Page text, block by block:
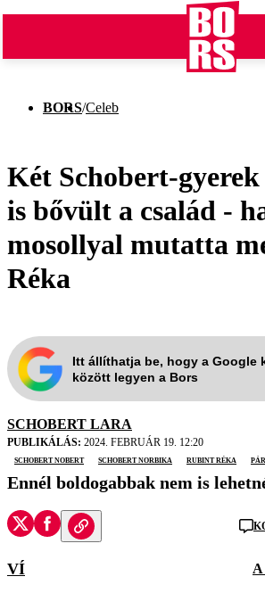
BORS/Celeb
Két Schobert-
is bővült a család -
mosollyal mutatta
Réka
Itt állíthatja be, hogy a Google
között legyen a Bors
SCHOBERT LARA
PUBLIKÁLÁS: 2024. FEBRUÁR 19. 12:20
Schobert Nobert
Schobert Norbika Rubint Réka
Ennél boldogabbak nem is
VÍ A